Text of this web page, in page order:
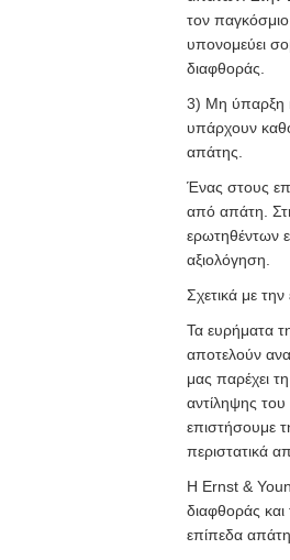
τον παγκόσμιο
υπονομεύει
διαφθοράς.
3) Μη ύπαρξη
υπάρχουν
απάτης.
Ένας στους
από απάτη.
ερωτηθέντων
αξιολόγηση.
Σχετικά με την
Τα ευρήματα
αποτελούν
μας παρέχει
αντίληψης
επιστήσουμε
περιστατικά
Η Ernst &
διαφθοράς
επίπεδα